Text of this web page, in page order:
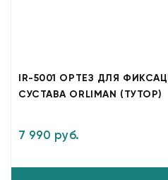
IR-5001 ОРТЕЗ ДЛЯ
СУСТАВА ORLIMAN (ТУТОР)
7 990 руб.